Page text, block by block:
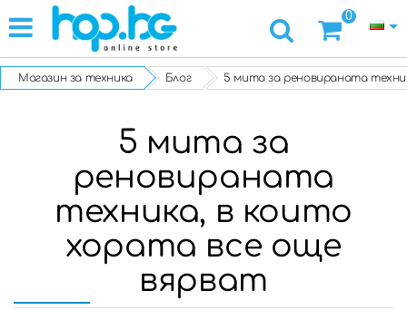
0
Магазин за техника Блог 5 мита за реновираната
5 мита за
реновираната
техника, в които
хората все още
вярват